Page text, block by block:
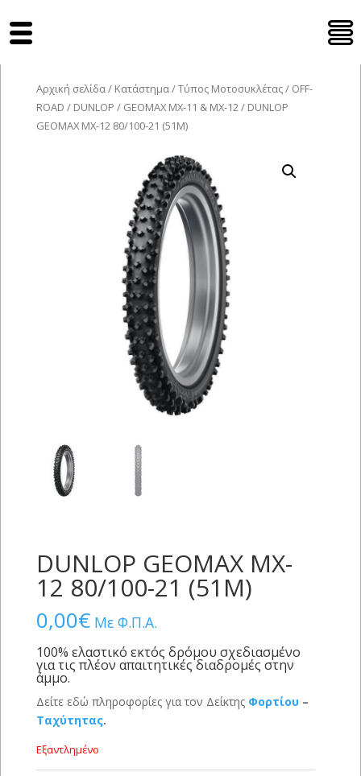
Αρχική σελίδα/ Κατάστημα/Τύπος Μοτοσυκλέτας/ OFF-
ROAD / DUNLOP / GEOMAX MX-11 & MX-12/ DUNLOP
GEOMAX MX-12 80/100-21 (51M)
DUNLOP GEOMAX MX-
12 80/100-21 (51M)
0,00€ Με Φ.Π.Α.
100% ελαστικό εκτός δρόμου σχεδιασμένο
για τις πλέον απαιτητικές διαδρομές στην
άμμο.
Δείτε εδώ πληροφορίες για τον Δείκτης Φορτίου –
Ταχύτητας.
Εξαντλημένο